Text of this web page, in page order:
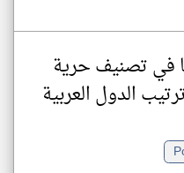
في تصنيف حرية
الدول العربية